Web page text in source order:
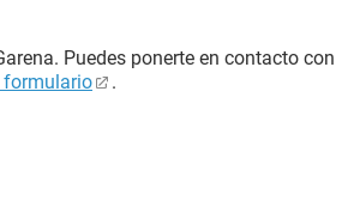
Puedes ponerte en contacto con
formulario .